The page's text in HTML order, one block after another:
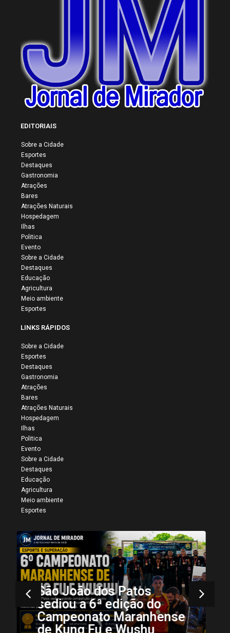
EDITORIAIS
Sobre a Cidade
Esportes
Destaques
Gastronomia
Atrações
Bares
Atrações Naturais
Hospedagem
Ilhas
Politica
Evento
Sobre a Cidade
Destaques
Educação
Agricultura
Meio ambiente
Esportes
LINKS RÁPIDOS
Sobre a Cidade
Esportes
Destaques
Gastronomia
Atrações
Bares
Atrações Naturais
Hospedagem
Ilhas
Politica
Evento
Sobre a Cidade
Destaques
Educação
Agricultura
Meio ambiente
Esportes
Mais registros da 34ª
Vaquejada de Colinas